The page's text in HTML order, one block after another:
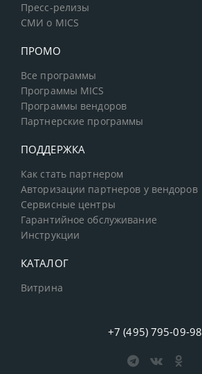
Пресс-релизы
СМИ о MICS
ПРОМО
Все программы
Программы MICS
Программы вендоров
Партнерские программы
ПОДДЕРЖКА
Как стать партнером
Авторизации партнеров у вендоров
Сервисные центры
Гарантийное обслуживание
Инструкции
КАТАЛОГ
Витрина
+7 (495) 795-09-98